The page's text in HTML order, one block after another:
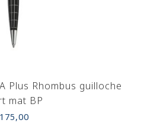
Plus Rhombus guilloche
mat BP